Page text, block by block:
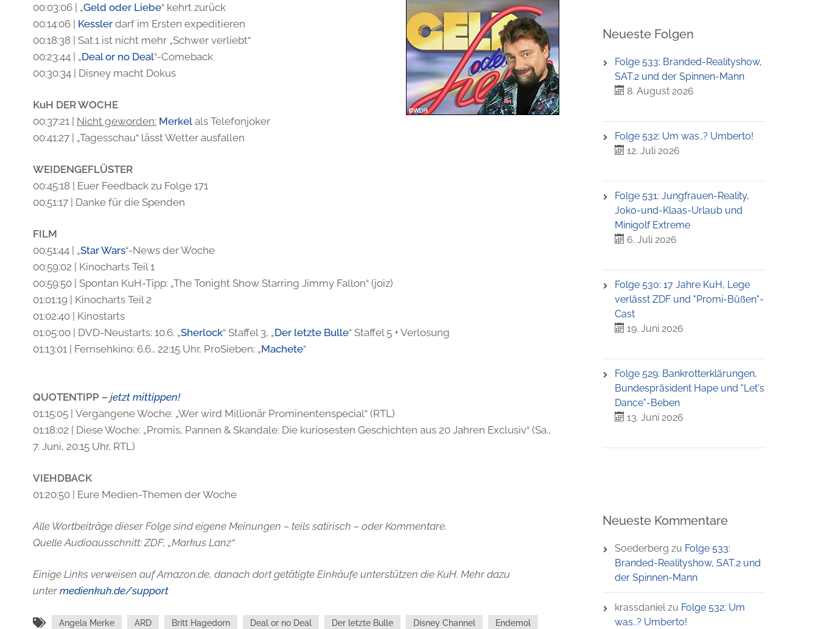
00:03:06 | „Geld oder Liebe“ kehrt zurück
00:14:06 | Kesslerdarf im Ersten expeditieren
00:18:38 | Sat.1 ist nicht mehr „Schwer verliebt“
00:23:44 | „Deal or no Deal“-Comeback
00:30:34 | Disney macht Dokus
KuH DER WOCHE
00:37:21 | Nicht geworden: Merkelals Telefonjoker
00:41:27 | „Tagesschau“ lässt Wetter ausfallen
WEIDENGEFLÜSTER
00:45:18 | Euer Feedback zu Folge 171
00:51:17 | Danke für die Spenden
FILM
00:51:44 | „Star Wars“-News der Woche
00:59:02 | Kinocharts Teil 1
00:59:50 | Spontan KuH-Tipp: „The Tonight Show Starring Jimmy Fallon“ (joiz)
01:01:19 | Kinocharts Teil 2
01:02:40 | Kinostarts
01:05:00 | DVD-Neustarts: 10.6. „Sherlock“ Staffel 3, „Der letzte Bulle“ Staffel 5 + Verlosung
01:13:01 | Fernsehkino: 6.6., 22:15 Uhr, ProSieben: „Machete“
QUOTENTIPP – jetzt mittippen!
01:15:05 | Vergangene Woche: „Wer wird Millionär Prominentenspecial“ (RTL)
01:18:02 | Diese Woche: „Promis, Pannen & Skandale: Die kuriosesten Geschichten aus 20 Jahren Exclusiv“ (Sa.,
7. Juni, 20:15 Uhr, RTL)
VIEHDBACK
01:20:50 | Eure Medien-Themen der Woche
Alle Wortbeiträge dieser Folge sind eigene Meinungen – teils satirisch – oder Kommentare.
Quelle Audioausschnitt: ZDF, „Markus Lanz“
Einige Links verweisen auf Amazon.de, danach dort getätigte Einkäufe unterstützen die KuH. Mehr dazu
untermedienkuh.de/support
Angela Merke ARD Britt Hagedorn Deal or no Deal Der letzte Bulle Disney Channel Endemol
Neueste Folgen
Folge 533: Branded-Realityshow,
SAT.2 und der Spinnen-Mann
8. August 2026
Folge 532: Um was..? Umberto!
12. Juli 2026
Folge 531: Jungfrauen-Reality,
Joko-und-Klaas-Urlaub und
Minigolf Extreme
6. Juli 2026
Folge 530: 17 Jahre KuH, Lege
verlässt ZDF und "Promi-Büßen"-
Cast
19. Juni 2026
Folge 529: Bankrotterklärungen,
Bundespräsident Hape und "Let's
Dance"-Beben
13. Juni 2026
Neueste Kommentare
Soederberg zu Folge 533:
Branded-Realityshow, SAT.2 und
der Spinnen-Mann
krassdanielzu Folge 532: Um
was..? Umberto!